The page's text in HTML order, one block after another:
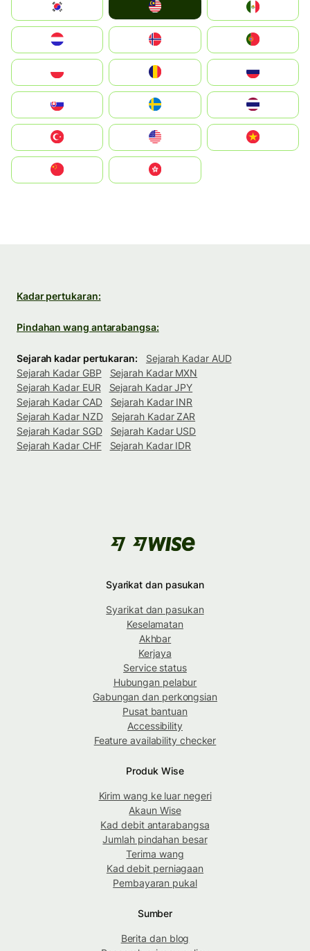
South Korea
United States
中國香港特別行政區
Kadar pertukaran:
Pindahan wang antarabangsa:
Sejarah kadar pertukaran:
Sejarah Kadar AUD
Sejarah Kadar GBP
Sejarah Kadar MXN
Sejarah Kadar EUR
Sejarah Kadar JPY
Sejarah Kadar CAD
Sejarah Kadar INR
Sejarah Kadar NZD
Sejarah Kadar ZAR
Sejarah Kadar SGD
Sejarah Kadar USD
Sejarah Kadar CHF
Sejarah Kadar IDR
Syarikat dan pasukan
Syarikat dan pasukan
Keselamatan
Akhbar
Kerjaya
Service status
Hubungan pelabur
Gabungan dan perkongsian
Pusat bantuan
Accessibility
Feature availability checker
Produk Wise
Kirim wang ke luar negeri
Akaun Wise
Kad debit antarabangsa
Jumlah pindahan besar
Terima wang
Kad debit perniagaan
Pembayaran pukal
Sumber
Berita dan blog